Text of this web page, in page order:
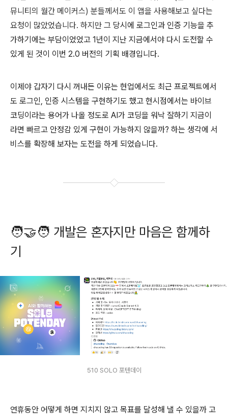
뮤니티의 월간 메이커스) 분들께서도 이 앱을 사용해보고 싶다는
요청이 많았었습니다. 하지만 그 당시에 로그인과 인증 기능을 추
가하기에는 부담이었었고 1년이 지난 지금에서야 다시 도전할 수
있게 된 것이 이번 2.0 버전의 기획 배경입니다.
이제야 갑자기 다시 꺼내든 이유는 현업에서도 최근 프로젝트에서
도 로그인, 인증 시스템을 구현하기도 했고 현시점에서는 바이브
코딩이라는 용어가 나올 정도로 AI가 코딩을 워낙 잘하기 지금이
라면 빠르고 안정감 있게 구현이 가능하지 않을까? 하는 생각에 서
비스를 확장해 보자는 도전을 하게 되었습니다.
🧑‍🤝‍🧑 개발은 혼자지만 마음은 함께하
기
510 SOLO 포텐데이
연휴동안 어떻게 하면 지치지 않고 목표를 달성해 낼 수 있을까 고